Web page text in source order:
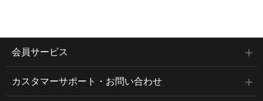
会員サービス
カスタマーサポート・お問い合わせ